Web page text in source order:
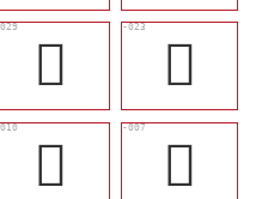
󷀃
󶿾
󶿶
𪔂